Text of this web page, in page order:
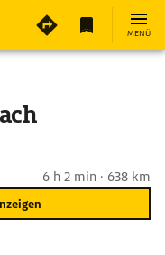
MENÜ
6 h 2 min · 638 km